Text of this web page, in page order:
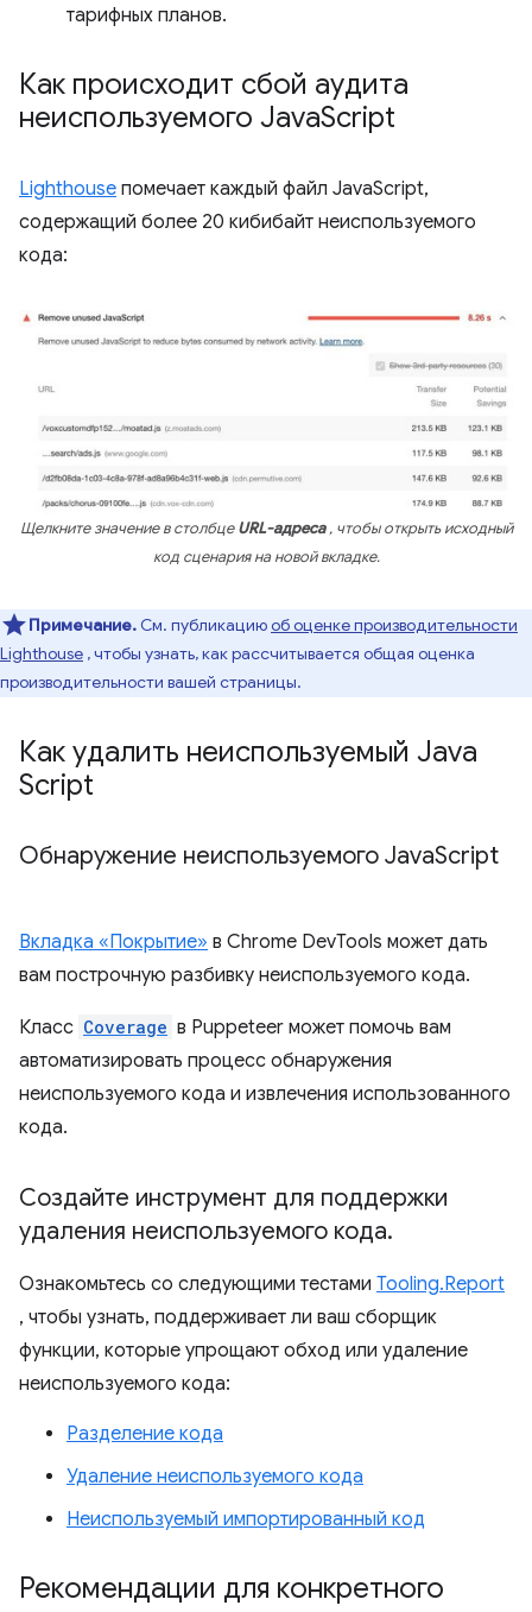
тарифных планов.
Как происходит сбой аудита
неиспользуемого JavaScript
Lighthouse помечает каждый файл JavaScript,
содержащий более 20 кибибайт неиспользуемого
кода:
Щелкните значение в столбцеURL-адреса, чтобы открыть исходный
код сценария на новой вкладке.
Примечание. См. публикациюоб оценке производительности
Lighthouse , чтобы узнать, как рассчитывается общая оценка
производительности вашей страницы.
Как удалить неиспользуемый Java
Script
Обнаружение неиспользуемого JavaScript
Вкладка «Покрытие» в Chrome DevTools может дать
вам построчную разбивку неиспользуемого кода.
Класс Coverage в Puppeteer может помочь вам
автоматизировать процесс обнаружения
неиспользуемого кода и извлечения использованного
кода.
Создайте инструмент для поддержки
удаления неиспользуемого кода.
Ознакомьтесь со следующими тестами Tooling.Report
, чтобы узнать, поддерживает ли ваш сборщик
функции, которые упрощают обход или удаление
неиспользуемого кода:
Разделение кода
Удаление неиспользуемого кода
Неиспользуемый импортированный код
Рекомендации для конкретного